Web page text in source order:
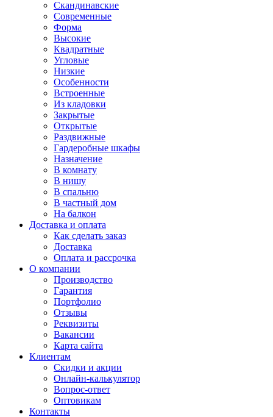
Скандинавские
Современные
Форма
Высокие
Квадратные
Угловые
Низкие
Особенности
Встроенные
Из кладовки
Закрытые
Открытые
Раздвижные
Гардеробные шкафы
Назначение
В комнату
В нишу
В спальню
В частный дом
На балкон
Доставка и оплата
Как сделать заказ
Доставка
Оплата и рассрочка
О компании
Производство
Гарантия
Портфолио
Отзывы
Реквизиты
Вакансии
Карта сайта
Клиентам
Скидки и акции
Онлайн-калькулятор
Вопрос-ответ
Оптовикам
Контакты